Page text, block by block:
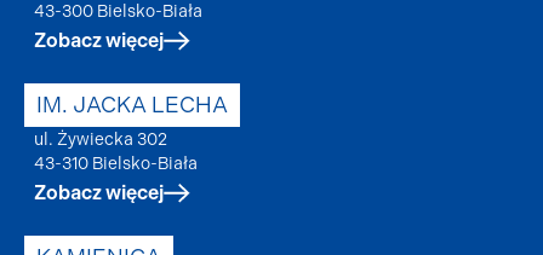
43-300 Bielsko-Biała
Zobacz więcej
IM. JACKA LECHA
ul. Żywiecka 302
43-310 Bielsko-Biała
Zobacz więcej